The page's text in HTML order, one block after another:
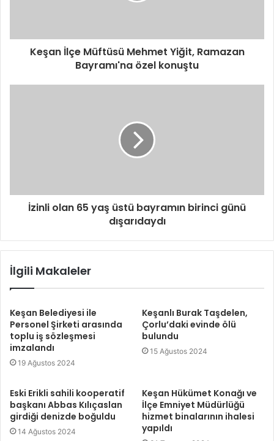
Keşan İlçe Müftüsü Mehmet Yiğit, Ramazan
Bayramı'na özel konuştu
İzinli olan 65 yaş üstü bayramın birinci günü
dışarıdaydı
İlgili Makaleler
Keşan Belediyesi ile
Personel Şirketi arasında
toplu iş sözleşmesi
imzalandı
19 Ağustos 2024
Keşanlı Burak Taşdelen,
Çorlu’daki evinde ölü
bulundu
15 Ağustos 2024
Eski Erikli sahili kooperatif
başkanı Abbas Kılıçaslan
girdiği denizde boğuldu
14 Ağustos 2024
Keşan Hükümet Konağı ve
İlçe Emniyet Müdürlüğü
hizmet binalarının ihalesi
yapıldı